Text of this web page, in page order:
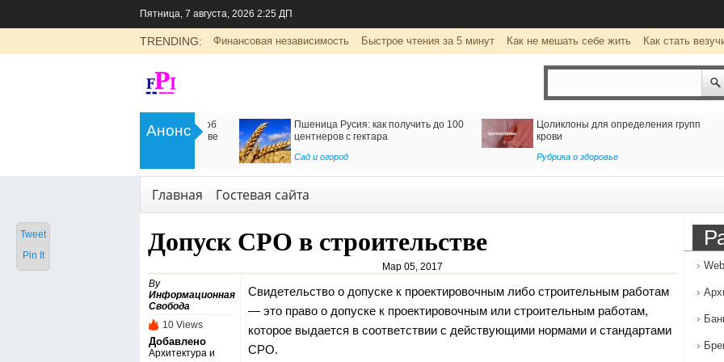
Пятница, 7 августа, 2026 2:25 ДП
TRENDING: Финансовая независимость Быстрое чтения за 5 минут Как не мешать себе жить Как стать
Анонс
Цоликлоны для определения групп
Как организовать доставку из Ирана
в Россию
Транспорт,Услуги
Клуб виртуальной реальности
wearevr.io: уникальные развлечения
для детей и взрослых
Развлечение
Главная Гостевая сайта
Допуск СРО в строительстве
Мар 05, 2017
By
Информационная
Свобода
10 Views
Добавлено
Архитектура и
Свидетельство о допуске к проектировочным либо строительным работам
— это право о допуске к проектировочнымили строительным работам,
которое выдается в соответствии с действующими нормами и стандартами
СРО.
Tweet
Pin It